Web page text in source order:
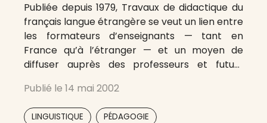
Publiée depuis 1979, Travaux de didactique du
français langue étrangère se veut un lien entre
les formateurs d’enseignants — tant en
France qu’à l’étranger — et un moyen de
diffuser auprès des professeurs et futurs
concernant l’enseignement-apprentissage du
français langue étrangère.
Publié le 14 mai 2002
LINGUISTIQUE PÉDAGOGIE